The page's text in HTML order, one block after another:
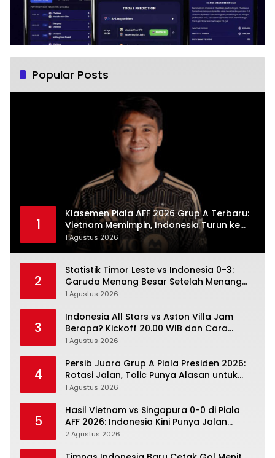
Popular Posts
1
Klasemen Piala AFF 2026 Grup A Terbaru:
Vietnam Memimpin, Indonesia Turun ke
Posisi Tiga
1 Agustus 2026
2
Statistik Timor Leste vs Indonesia 0-3:
Garuda Menang Besar Setelah Menang
Angka Lebih Dulu
1 Agustus 2026
3
Indonesia All Stars vs Aston Villa Jam
Berapa? Kickoff 20.00 WIB dan Cara
Nonton Resminya
1 Agustus 2026
4
Persib Juara Grup A Piala Presiden 2026:
Rotasi Jalan, Tolic Punya Alasan untuk
Percaya
1 Agustus 2026
5
Hasil Vietnam vs Singapura 0-0 di Piala
AFF 2026: Indonesia Kini Punya Jalan
Terbuka
2 Agustus 2026